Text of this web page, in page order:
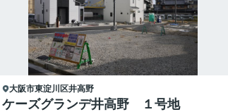
大阪市東淀川区井高野
ケーズグランデ井高野 １号地